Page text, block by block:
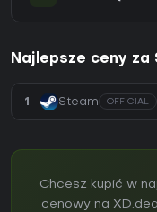
Najlepsze ceny za
1 Steam OFFICIAL
Chcesz kupić w
cenowy na